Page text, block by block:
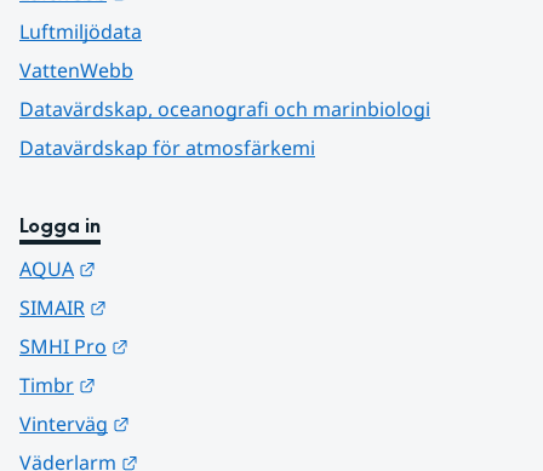
Luftmiljödata
VattenWebb
Datavärdskap, oceanografi och marinbiologi
Datavärdskap för atmosfärkemi
Logga in
AQUA
SIMAIR
SMHI Pro
Timbr
Vinterväg
Väderlarm